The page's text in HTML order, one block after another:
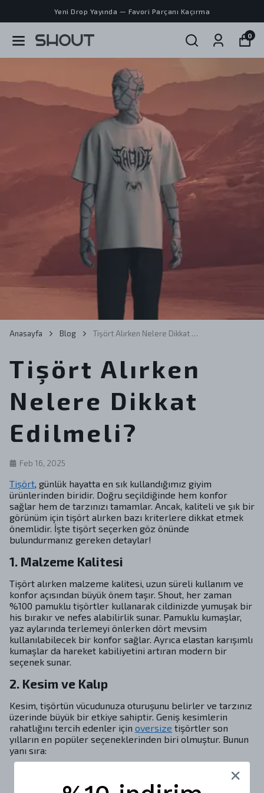
Yeni Drop Yayında — Favori Parçanı Kaçırma
0
Anasayfa Blog Tişört Alırken Nelere Dikkat Edilmeli?
Tişört Alırken
Nelere Dikkat
Edilmeli?
Feb 16, 2025
Tişört , günlük hayatta en sık kullandığımız giyim
ürünlerinden biridir. Doğru seçildiğinde hem konfor
sağlar hem de tarzınızı tamamlar. Ancak, kaliteli ve şık bir
görünüm için tişört alırken bazı kriterlere dikkat etmek
önemlidir. İşte tişört seçerken göz önünde
bulundurmanız gereken detaylar!
1. Malzeme Kalitesi
Tişört alırken malzeme kalitesi, uzun süreli kullanım ve
konfor açısından büyük önem taşır. Shout, her zaman
%100 pamuklu tişörtler kullanarak cildinizde yumuşak bir
his bırakır ve nefes alabilirlik sunar. Pamuklu kumaşlar,
yaz aylarında terlemeyi önlerken dört mevsim
kullanılabilecek bir konfor sağlar. Ayrıca elastan karışımlı
kumaşlar da hareket kabiliyetini artıran modern bir
seçenek sunar.
2. Kesim ve Kalıp
Kesim, tişörtün vücudunuza oturuşunu belirler ve tarzınız
üzerinde büyük bir etkiye sahiptir. Geniş kesimlerin
rahatlığını tercih edenler için oversize tişörtler son
yılların en popüler seçeneklerinden biri olmuştur. Bunun
yanı sıra:
Slim Fit: Vücuda tam oturan bu kesim, hatlarınızı